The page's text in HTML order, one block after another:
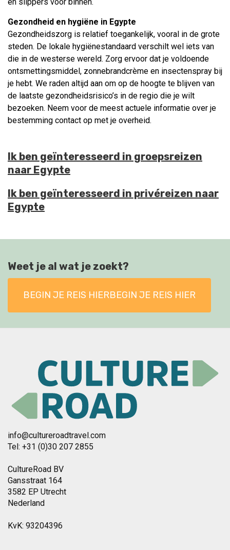
Gezondheid en hygiëne in Egypte
Gezondheidszorg is relatief toegankelijk, vooral in de grote
steden. De lokale hygiënestandaard verschilt wel iets van
die in de westerse wereld. Zorg ervoor dat je voldoende
ontsmettingsmiddel, zonnebrandcrème en insectenspray bij
je hebt. We raden altijd aan om op de hoogte te blijven van
de laatste gezondheidsrisico’s in de regio die je wilt
bezoeken. Neem voor de meest actuele informatie over je
bestemming contact op met je overheid.
Ik ben geïnteresseerd in groepsreizen
naar Egypte
Ik ben geïnteresseerd in privéreizen naar
Egypte
Weet je al wat je zoekt?
BEGIN JE REIS HIERBEGIN JE REIS HIER
info@cultureroadtravel.com
Tel: +31 (0)30 207 2855
CultureRoad BV
Gansstraat 164
3582 EP Utrecht
Nederland
KvK: 93204396